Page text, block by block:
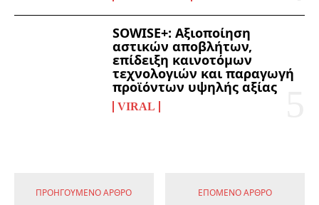
SOWISE+: Αξιοποίηση
αστικών αποβλήτων,
επίδειξη καινοτόμων
τεχνολογιών και παραγωγή
προϊόντων υψηλής αξίας
VIRAL
ΠΡΟΗΓΟΎΜΕΝΟ ΆΡΘΡΟ ΕΠΌΜΕΝΟ ΆΡΘΡΟ